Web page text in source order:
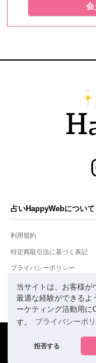
当サイトは、お客様が
最適な経験ができるよ
ーケティング活動用に
す。
プライバシーポ
拒否する
会
占いHappyWebについて
利用規約
特定商取引法に基づく表記
プライバシーポリシー
運営会社
お問合せ
掲載の情報や画像など